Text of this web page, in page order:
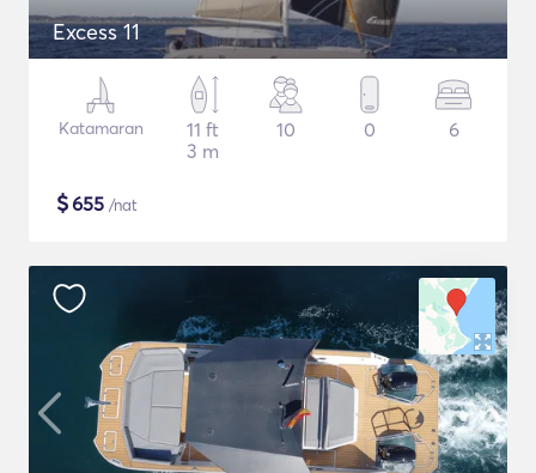
Excess 11
Katamaran
11 ft
3 m
10 0 6
$655 /nat